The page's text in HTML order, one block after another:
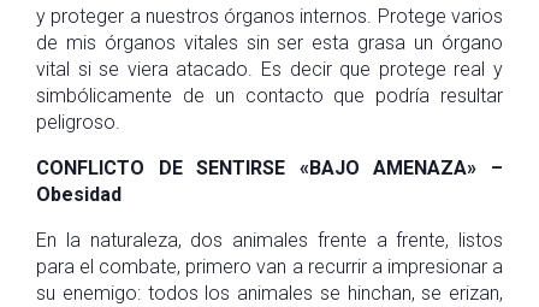
y proteger a nuestros órganos internos. Protege varios
de mis órganos vitales sin ser esta grasa un órgano
vital si se viera atacado. Es decir que protege real y
simbólicamente de un contacto que podría resultar
peligroso.
CONFLICTO DE SENTIRSE «BAJO AMENAZA» –
Obesidad
En la naturaleza, dos animales frente a frente, listos
para el combate, primero van a recurrir a impresionar a
su enemigo: todos los animales se hinchan, se erizan,